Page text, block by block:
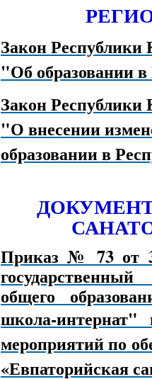
Закон
"Об образовании
Закон
"О внесении
образовании в
Приказ № 73 от
общего
школа-интернат"
мероприятий по
«Евпаторийская